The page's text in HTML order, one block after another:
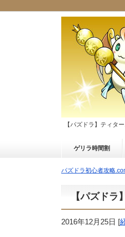
【パズドラ】ティタ
ゲリラ時間割
パズドラ初心者攻略
【パズドラ
2016年12月25日 [